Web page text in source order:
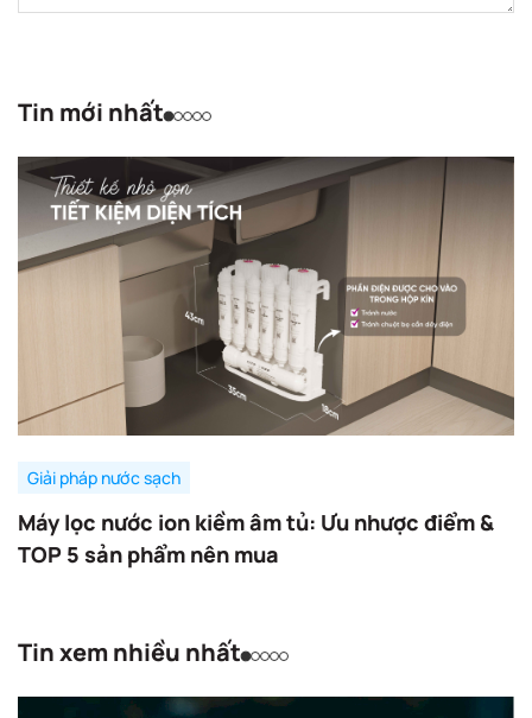
Tin mới nhất
Giải pháp nước sạch
Máy lọc nước ion kiềm âm tủ: Ưu nhược điểm &
TOP 5 sản phẩm nên mua
Tin xem nhiều nhất